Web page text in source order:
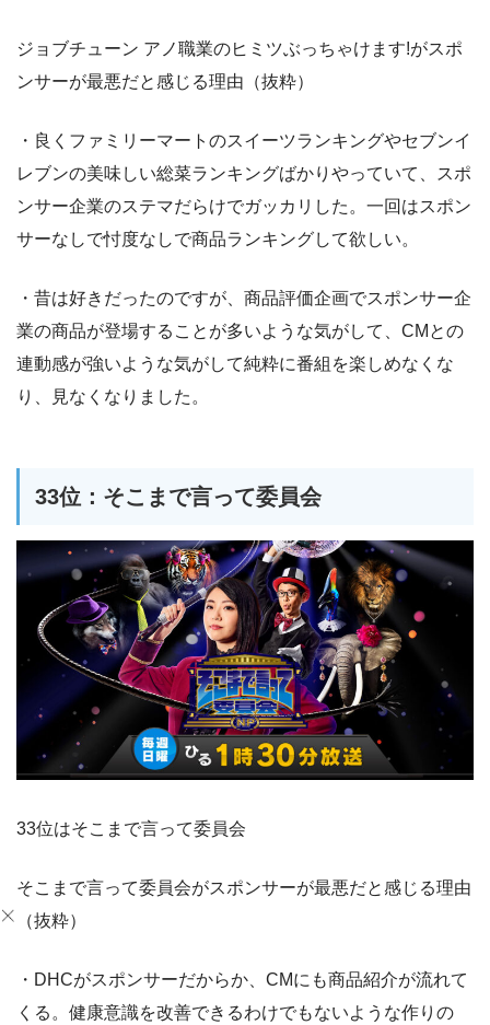
ジョブチューン アノ職業のヒミツぶっちゃけます!がスポ
ンサーが最悪だと感じる理由（抜粋）
・良くファミリーマートのスイーツランキングやセブンイ
レブンの美味しい総菜ランキングばかりやっていて、スポ
ンサー企業のステマだらけでガッカリした。一回はスポン
サーなしで忖度なしで商品ランキングして欲しい。
・昔は好きだったのですが、商品評価企画でスポンサー企
業の商品が登場することが多いような気がして、CMとの
連動感が強いような気がして純粋に番組を楽しめなくな
り、見なくなりました。
33位：そこまで言って委員会
33位はそこまで言って委員会
そこまで言って委員会がスポンサーが最悪だと感じる理由
（抜粋）
・DHCがスポンサーだからか、CMにも商品紹介が流れて
くる。健康意識を改善できるわけでもないような作りの